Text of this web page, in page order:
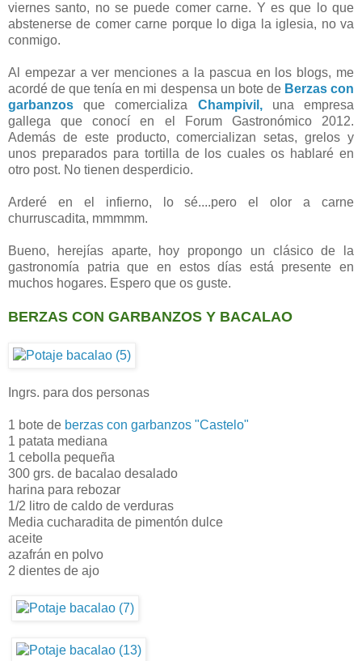
viernes santo, no se puede comer carne. Y es que lo que
abstenerse de comer carne porque lo diga la iglesia, no va
conmigo.
Al empezar a ver menciones a la pascua en los blogs, me
acordé de que tenía en mi despensa un bote de Berzas con
garbanzos que comercializa Champivil,una empresa
gallega que conocí en el Forum Gastronómico 2012.
Además de este producto, comercializan setas, grelos y
unos preparados para tortilla de los cuales os hablaré en
otro post. No tienen desperdicio.
Arderé en el infierno, lo sé....pero el olor a carne
churruscadita, mmmmm.
Bueno, herejías aparte, hoy propongo un clásico de la
gastronomía patria que en estos días está presente en
muchos hogares. Espero que os guste.
BERZAS CON GARBANZOS Y BACALAO
Ingrs. para dos personas
1 bote de berzas con garbanzos "Castelo"
1 patata mediana
1 cebolla pequeña
300 grs. de bacalao desalado
harina para rebozar
1/2 litro de caldo de verduras
Media cucharadita de pimentón dulce
aceite
azafrán en polvo
2 dientes de ajo